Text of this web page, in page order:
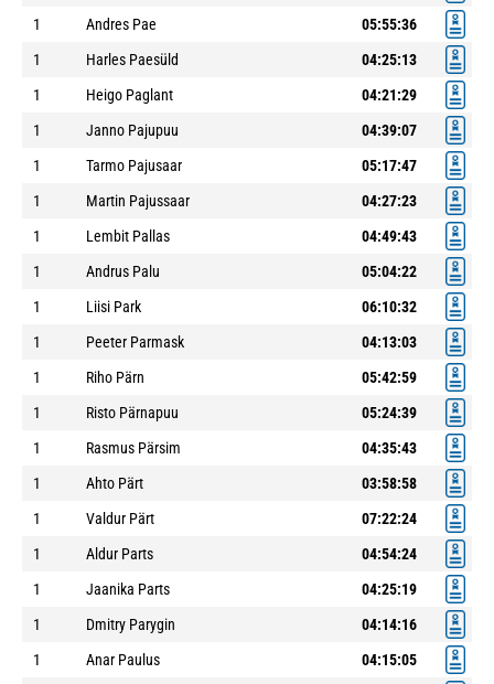
1
Andres Pae
05:55:36
1
Harles Paesüld
04:25:13
1
Heigo Paglant
04:21:29
1
Janno Pajupuu
04:39:07
1
Tarmo Pajusaar
05:17:47
1
Martin Pajussaar
04:27:23
1
Lembit Pallas
04:49:43
1
Andrus Palu
05:04:22
1
Liisi Park
06:10:32
1
Peeter Parmask
04:13:03
1
Riho Pärn
05:42:59
1
Risto Pärnapuu
05:24:39
1
Rasmus Pärsim
04:35:43
1
Ahto Pärt
03:58:58
1
Valdur Pärt
07:22:24
1
Aldur Parts
04:54:24
1
Jaanika Parts
04:25:19
1
Dmitry Parygin
04:14:16
1
Anar Paulus
04:15:05